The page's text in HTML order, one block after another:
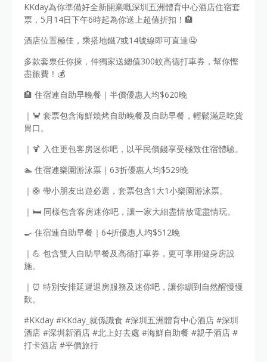
KKday為你準備好全新開業嘅深圳五洲體育中心酒店住宿套
票，5月14日下午6時起為你送上超值折扣！🏨
酒店位置極佳，乘搭地鐵7或14號線即可直達🤤
多款套票任你揀，仲獨家送總值300蚊高德打車券，幫你慳
盡旅費！💰
🏨 住宿連自助早晚餐｜半價優惠人均$620晚
｜🦀 套票包含海鮮燒烤自助晚餐及自助早餐，輕鬆滿足吃貨
胃口。
｜🍹 入住更包客房迷你吧，以平民價錢享受極致住宿體驗。
🏊 住宿連樂園游泳票｜63折優惠人均$529晚
｜🛟 帶小朋友出遊必選，套票包含1大1小樂園游泳票。
｜🛏️ 同樣包含客房迷你吧，讓一家大細盡情放電盡情玩。
🍳 住宿連自助早餐｜64折優惠人均$512晚
｜💪 包含雙人自助早餐及高德打車券，更可享用健身房設
施。
｜⏰ 特別安排延遲退房服務及迷你吧，讓你瞓到自然醒慢慢
歎。
#KKday #KKday_就係識食 #深圳五洲體育中心酒店 #深圳
酒店 #深圳新酒店 #北上好去處 #海鮮自助餐 #親子酒店 #
打卡酒店 #平價旅行